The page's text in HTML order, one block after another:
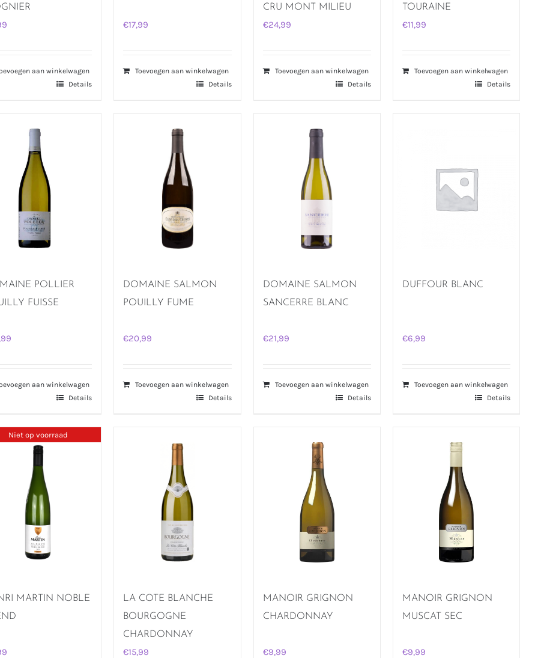
aan winkelwagen
Details
€17,99
Toevoegen aan winkelwagen
Details
CRU MONT MILIEU
€24,99
Toevoegen aan winkelwagen
Details
TOURAINE
SAUVIGNON 0.75 LTR
€11,99
Toevoegen aan winkelwagen
Details
POLLIER
FUISSE
aan winkelwagen
Details
DOMAINE SALMON
POUILLY FUME
€20,99
Toevoegen aan winkelwagen
Details
DOMAINE SALMON
SANCERRE BLANC
€21,99
Toevoegen aan winkelwagen
Details
DUFFOUR BLANC
€6,99
Toevoegen aan winkelwagen
Details
Niet op voorraad
MARTIN NOBLE
LA COTE BLANCHE
BOURGOGNE
CHARDONNAY
€15,99
MANOIR GRIGNON
CHARDONNAY
€9,99
MANOIR GRIGNON
MUSCAT SEC
€9,99